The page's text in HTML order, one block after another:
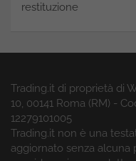
restituzione
Trading.it di proprietà di
10, 00141 Roma (RM) -
12279101005
Trading.it non è una
aggiornato senza